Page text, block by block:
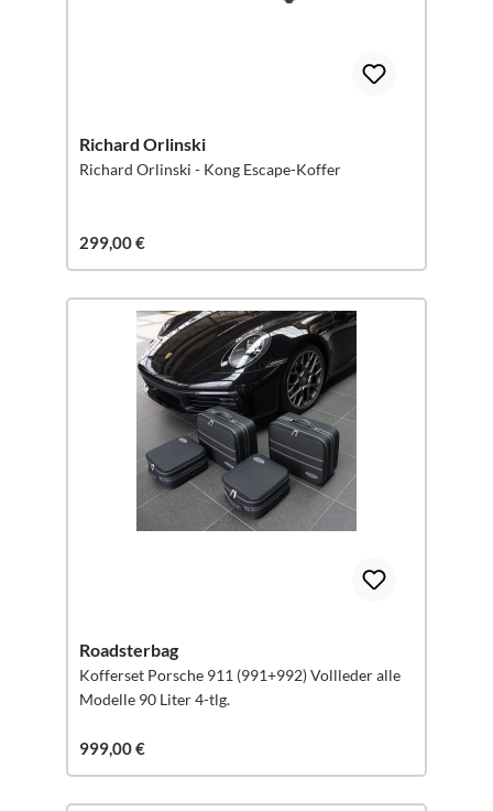
Richard Orlinski
Richard Orlinski - Kong Escape-Koffer
299,00 €
Roadsterbag
Kofferset Porsche 911 (991+992) Vollleder alle
Modelle 90 Liter 4-tlg.
999,00 €